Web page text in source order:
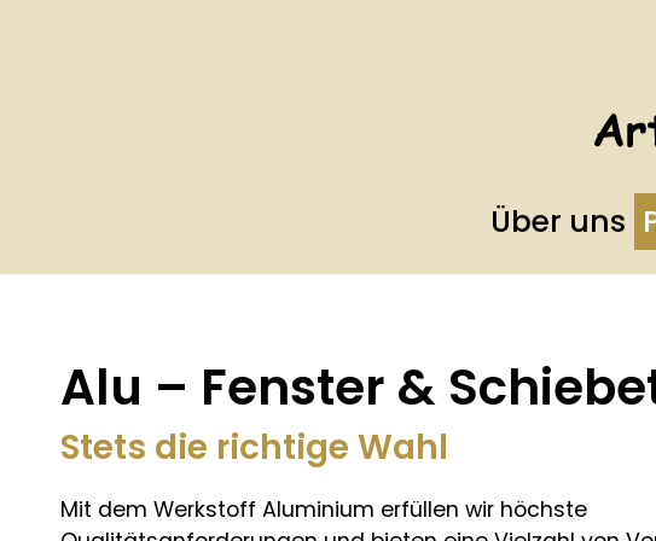
Über uns
Alu – Fenster &
Stets die richtige Wahl
Mit dem Werkstoff Aluminium erfüllen wir höchste